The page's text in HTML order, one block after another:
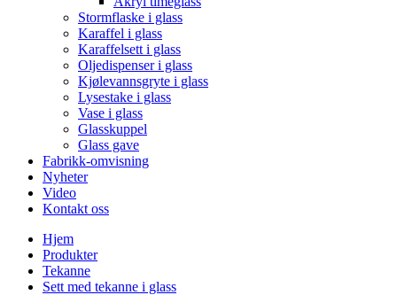
Stormflaske i glass
Karaffel i glass
Karaffelsett i glass
Oljedispenser i glass
Kjølevannsgryte i glass
Lysestake i glass
Vase i glass
Glasskuppel
Glass gave
Fabrikk-omvisning
Nyheter
Video
Kontakt oss
Hjem
Produkter
Tekanne
Sett med tekanne i glass